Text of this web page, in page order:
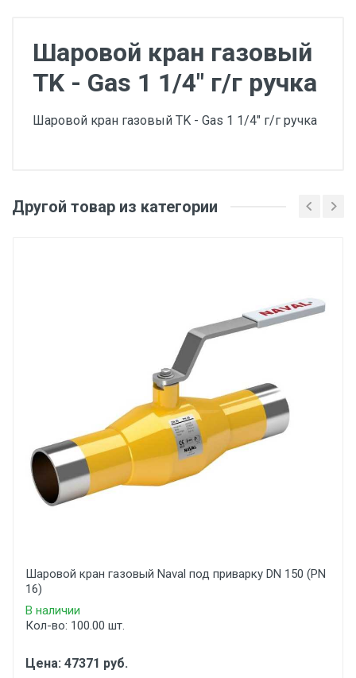
Шаровой кран газовый
TK - Gas 1 1/4" г/г ручка
Шаровой кран газовый TK - Gas 1 1/4" г/г ручка
Другой товар из категории
Шаровой кран газовый Naval под приварку DN 150 (PN
16)
В наличии
Кол-во: 100.00 шт.
Цена: 47371 руб.